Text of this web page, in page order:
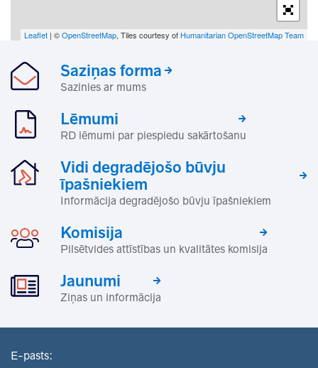
Leaflet | ©OpenStreetMap, Tiles courtesy of Humanitarian OpenStreetMap Team
Saziņas forma
Sazinies ar mums
Lēmumi
RD lēmumi par piespiedu sakārtošanu
Vidi degradējošo būvju
īpašniekiem
Informācija degradējošo būvju īpašniekiem
Komisija
Pilsētvides attīstības un kvalitātes komisija
Jaunumi
Ziņas un informācija
E-pasts: